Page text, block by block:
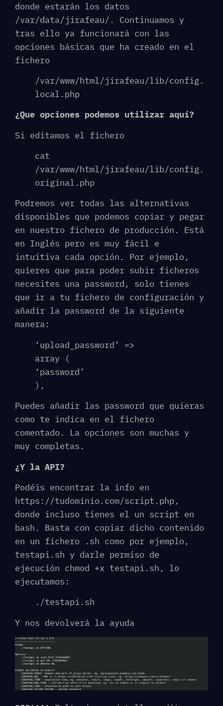
donde estarán los datos
/var/data/jirafeau/. Continuamos y
tras ello ya funcionará con las
opciones básicas que ha creado en el
fichero
/var/www/html/jirafeau/lib/config.
local.php
¿Que opciones podemos utilizar aquí?
Si editamos el fichero
cat
/var/www/html/jirafeau/lib/config.
original.php
Podremos ver todas las alternativas
disponibles que podemos copiar y pegar
en nuestro fichero de producción. Está
en Inglés pero es muy fácil e
intuitiva cada opción. Por ejemplo,
quieres que para poder subir ficheros
necesites una password, solo tienes
que ir a tu fichero de configuración y
añadir la password de la siguiente
manera:
‘upload_password’ =>
array (
‘password’
),
Puedes añadir las password que quieras
como te indica en el fichero
comentado. La opciones son muchas y
muy completas.
¿Y la API?
Podéis encontrar la info en
https://tudominio.com/script.php,
donde incluso tienes el un script en
bash. Basta con copiar dicho contenido
en un fichero .sh como por ejemplo,
testapi.sh y darle permiso de
ejecución chmod +x testapi.sh, lo
ejecutamos:
./testapi.sh
Y nos devolverá la ayuda